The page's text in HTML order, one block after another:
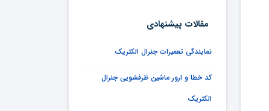
مقالات پیشنهادی
نمایندگی تعمیرات جنرال الکتریک
کد خطا و ارور ماشین ظرفشویی جنرال
الکتریک